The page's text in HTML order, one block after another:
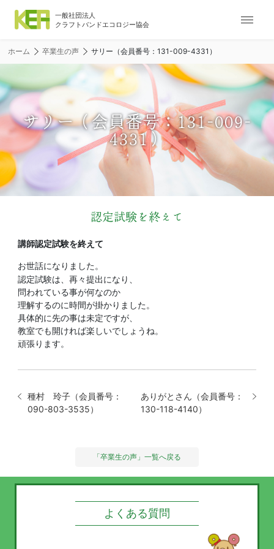
ナ
ー
シ
ョ
ン
メ
ニ
ー
ホーム 卒業生の声 サリー（会員番号：131-009-4331）
サリー（会員番号：131-009-
4331）
認定試験を終えて
講師認定試験を終えて
お世話になりました。
認定試験は、再々提出になり、
問われている事が何なのか
理解するのに時間が掛かりました。
具体的に先の事は未定ですが、
教室でも開ければ楽しいでしょうね。
頑張ります。
種村 玲子（会員番号：
090-803-3535）
ありがとさん（会員番号：
130-118-4140）
「卒業生の声」一覧へ戻る
よくある質問